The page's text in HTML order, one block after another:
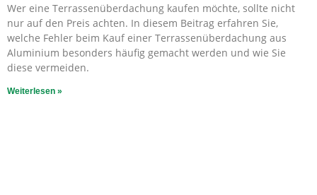
Wer eine Terrassenüberdachung kaufen möchte, sollte nicht
nur auf den Preis achten. In diesem Beitrag erfahren Sie,
welche Fehler beim Kauf einer Terrassenüberdachung aus
Aluminium besonders häufig gemacht werden und wie Sie
diese vermeiden.
Weiterlesen »